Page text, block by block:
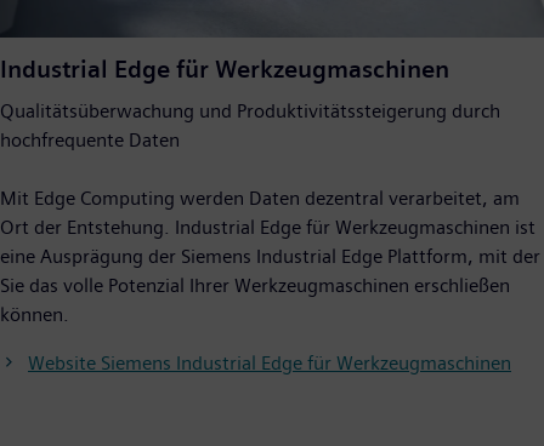
Industrial Edge für Werkzeugmaschinen
Qualitätsüberwachung und Produktivitätssteigerung durch
hochfrequente Daten
Mit Edge Computing werden Daten dezentral verarbeitet, am
Ort der Entstehung. Industrial Edge für Werkzeugmaschinen ist
eine Ausprägung der Siemens Industrial Edge Plattform, mit der
Sie das volle Potenzial Ihrer Werkzeugmaschinen erschließen
können.
Website Siemens Industrial Edge für Werkzeugmaschinen